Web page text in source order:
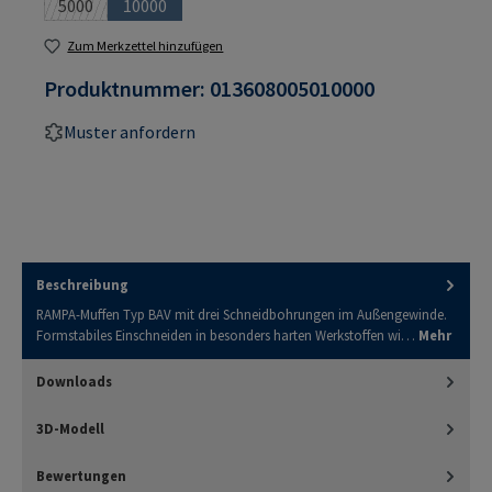
5000(Diese Option ist zurzeit nicht verfügbar.)
10000(Diese Option ist zurzeit nicht verfügbar.)
Zum Merkzettel hinzufügen
Produktnummer: 013608005010000
Muster anfordern
Beschreibung
RAMPA-Muffen Typ BAV mit drei Schneidbohrungen im Außengewinde.
Formstabiles Einschneiden in besonders harten Werkstoffen wi… Mehr
Downloads
3D-Modell
Bewertungen